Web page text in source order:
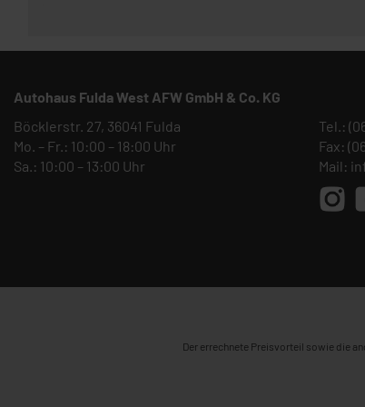
Autohaus Fulda West AFW GmbH & Co. KG
Böcklerstr. 27, 36041 Fulda
Mo. – Fr.: 10:00 – 18:00 Uhr
Sa.: 10:00 – 13:00 Uhr
Tel.:
Fax:
Mail:
Der errechnete Preisvorteil sowie die